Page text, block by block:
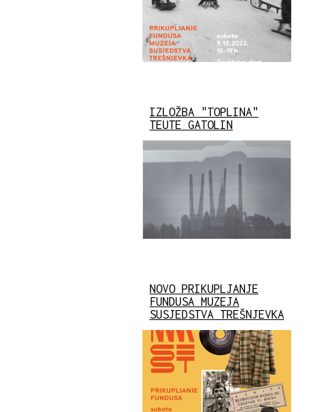
IZLOŽBA "TOPLINA"
TEUTE GATOLIN
NOVO PRIKUPLJANJE
FUNDUSA MUZEJA
SUSJEDSTVA TREŠNJEVKA